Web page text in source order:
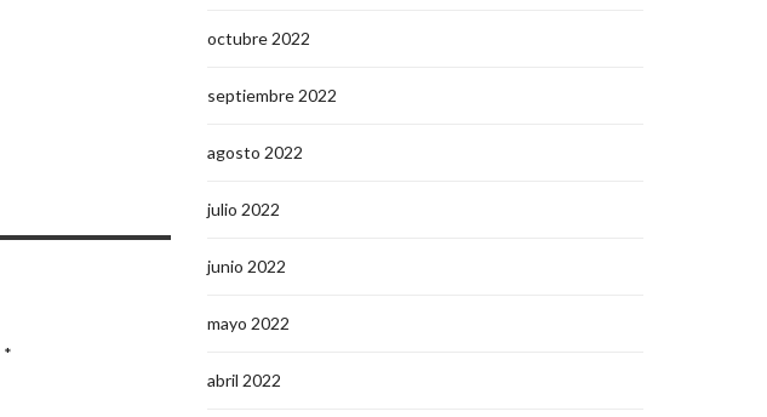
*
octubre 2022
septiembre 2022
agosto 2022
julio 2022
junio 2022
mayo 2022
abril 2022